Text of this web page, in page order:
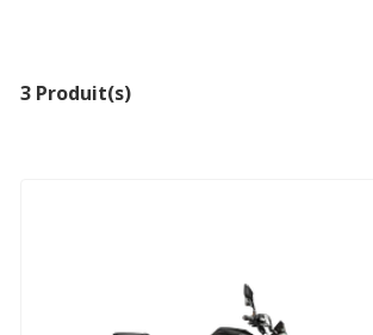
3 Produit(s)